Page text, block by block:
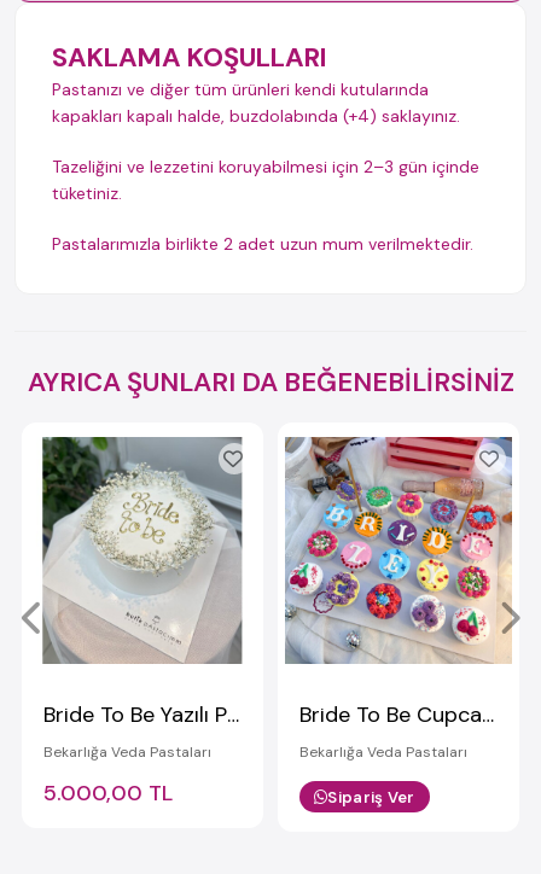
SAKLAMA KOŞULLARI
Pastanızı ve diğer tüm ürünleri kendi kutularında
kapakları kapalı halde, buzdolabında (+4) saklayınız.
Tazeliğini ve lezzetini koruyabilmesi için 2–3 gün içinde
tüketiniz.
Pastalarımızla birlikte 2 adet uzun mum verilmektedir.
AYRICA ŞUNLARI DA BEĞENEBİLİRSİNİZ
Bride To Be Yazılı Pasta
Bekarlığa Veda Pastaları
5.000,00 TL
Bride To Be Cupcake
Bekarlığa Veda Pastaları
Sipariş Ver